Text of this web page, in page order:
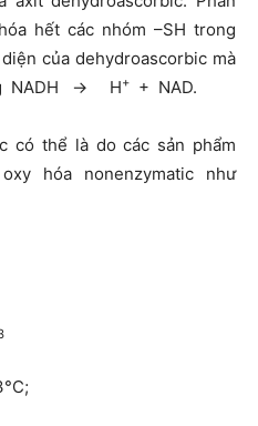
hết các nhóm –SH trong
của dehydroascorbic mà
NADH → H+ + NAD.
có thể là do các sản phẩm
hóa nonenzymatic như